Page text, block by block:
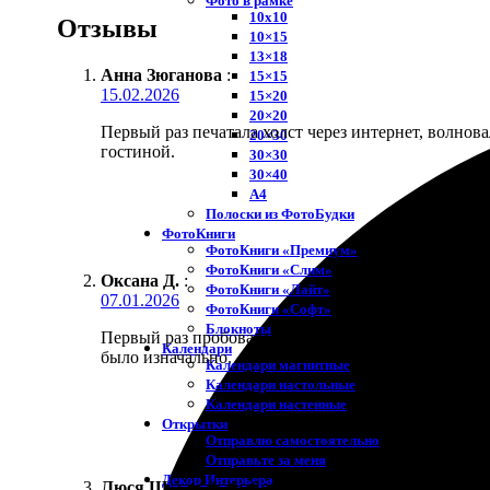
10х10
10×15
13×18
15×15
15×20
20×20
20×30
30×30
30×40
A4
Полоски из ФотоБудки
ФотоКниги
ФотоКниги «Премиум»
ФотоКниги «Слим»
ФотоКниги «Лайт»
ФотоКниги «Софт»
Блокноты
Календари
Календари магнитные
Календари настольные
Календари настенные
Открытки
Отправлю самостоятельно
Отправьте за меня
Декор Интерьера
Отзывы
Анна Зюганова :
15.02.2026
Первый раз печатала холст через интернет,
гостиной.
Оксана Д. :
07.01.2026
Первый раз пробовала услугу «Отправьте за
было изначально.